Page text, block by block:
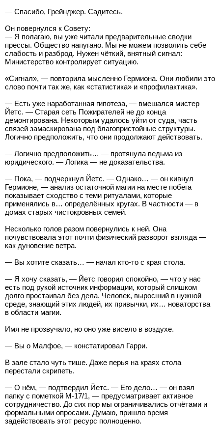
— Спасибо, Грейнджер. Садитесь.
Он повернулся к Совету:
— Я полагаю, вы уже читали предварительные сводки
прессы. Общество напугано. Мы не можем позволить себе
слабость и разброд. Нужен чёткий, внятный сигнал:
Министерство контролирует ситуацию.
«Сигнал», — повторила мысленно Гермиона. Они любили это
слово почти так же, как «статистика» и «профилактика».
— Есть уже наработанная гипотеза, — вмешался мистер
Йетс. — Старая сеть Пожирателей не до конца
демонтирована. Некоторым удалось уйти от суда, часть
связей замаскирована под благопристойные структуры.
Логично предположить, что они продолжают действовать.
— Логично предположить… — протянула ведьма из
юридического. — Логика — не доказательства.
— Пока, — подчеркнул Йетс. — Однако… — он кивнул
Гермионе, — анализ остаточной магии на месте побега
показывает сходство с теми ритуалами, которые
применялись в… определённых кругах. В частности — в
домах старых чистокровных семей.
Несколько голов разом повернулись к ней. Она
почувствовала этот почти физический разворот взгляда —
как дуновение ветра.
— Вы хотите сказать… — начал кто-то с края стола.
— Я хочу сказать, — Йетс говорил спокойно, — что у нас
есть под рукой источник информации, который слишком
долго простаивал без дела. Человек, выросший в нужной
среде, знающий этих людей, их привычки, их… новаторства
в области магии.
Имя не прозвучало, но оно уже висело в воздухе.
— Вы о Малфое, — констатировал Гарри.
В зале стало чуть тише. Даже перья на краях стола
перестали скрипеть.
— О нём, — подтвердил Йетс. — Его дело… — он взял
папку с пометкой M-17/1, — предусматривает активное
сотрудничество. До сих пор мы ограничивались отчётами и
формальными опросами. Думаю, пришло время
задействовать этот ресурс полноценно.